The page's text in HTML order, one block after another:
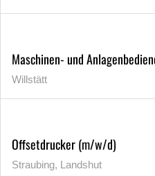
Maschinen- und
Willstätt
Offsetdrucker (m/w/d)
Straubing, Landshut